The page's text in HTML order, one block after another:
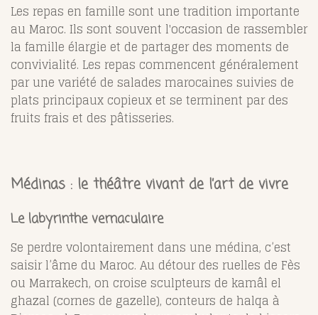
Les repas en famille sont une tradition importante
au Maroc. Ils sont souvent l'occasion de rassembler
la famille élargie et de partager des moments de
convivialité. Les repas commencent généralement
par une variété de salades marocaines suivies de
plats principaux copieux et se terminent par des
fruits frais et des pâtisseries.
Médinas : le théâtre vivant de l’art de vivre
Le labyrinthe vernaculaire
Se perdre volontairement dans une médina, c’est
saisir l’âme du Maroc. Au détour des ruelles de Fès
ou Marrakech, on croise sculpteurs de kamâl el
ghazal (cornes de gazelle), conteurs de halqa à